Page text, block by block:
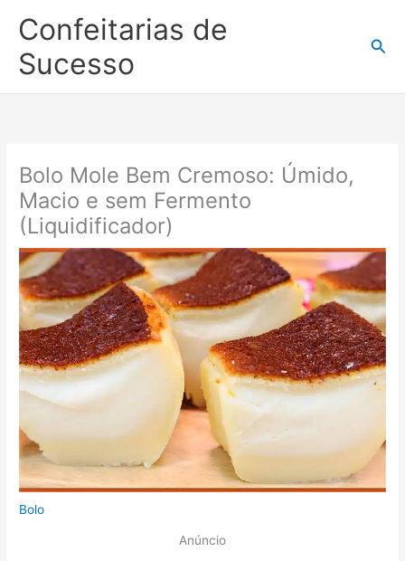
para
conteúdo
Confeitarias de
Sucesso
Bolo Mole Bem Cremoso: Úmido,
Macio e sem Fermento
(Liquidificador)
Bolo
Anúncio